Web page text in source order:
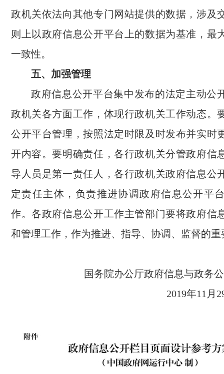
政机关依法向其他专门网站提供的数据，涉及
则上以政府信息公开平台上的数据为基准，最
一致性。
五、加强管理
政府信息公开平台集中发布的法定主动公
政机关各方面工作，体现行政机关工作动态。
公开平台管理，按照法定时限及时发布并实时
开内容。要明确责任，各行政机关分管政府信
导人员是第一责任人，各行政机关政府信息公
定责任主体，负责推进协调政府信息公开平
作。各政府信息公开工作主管部门要将政府信
和管理工作，作为推进、指导、协调、监督的重
国务院办公厅政府信息与
2019年